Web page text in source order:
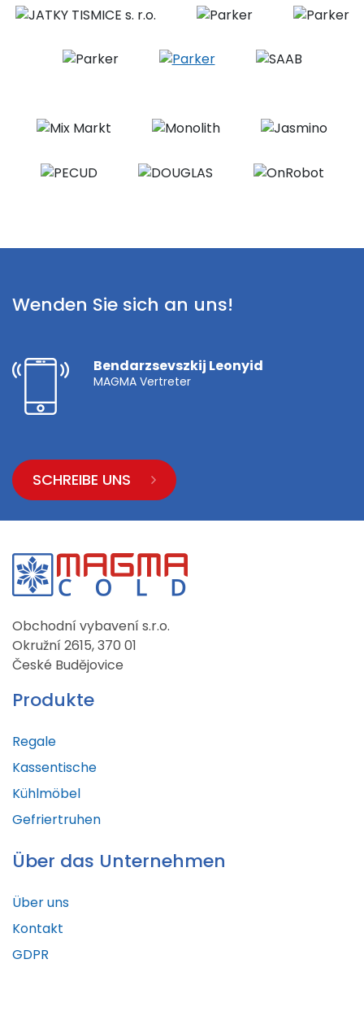
Wenden Sie sich an uns!
Bendarzsevszkij Leonyid
MAGMA Vertreter
SCHREIBE UNS
Obchodní vybavení s.r.o.
Okružní 2615, 370 01
České Budějovice
Produkte
Regale
Kassentische
Kühlmöbel
Gefriertruhen
Über das Unternehmen
Über uns
Kontakt
GDPR